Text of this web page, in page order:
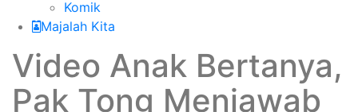
Komik
Majalah Kita
Video Anak Bertanya,
Pak Tong Menjawab